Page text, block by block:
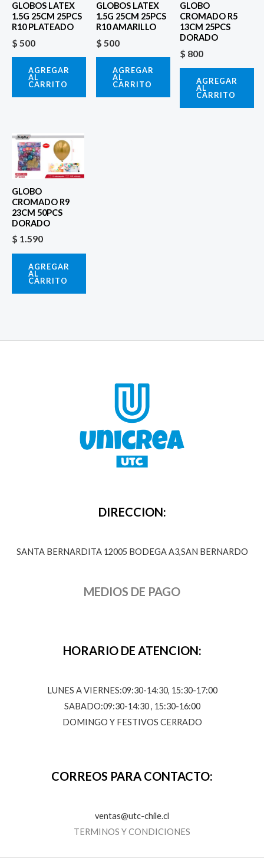
GLOBOS LATEX
1.5G 25CM 25PCS
R10 PLATEADO
$ 500
AGREGAR
AL
CARRITO
GLOBOS LATEX
1.5G 25CM 25PCS
R10 AMARILLO
$ 500
AGREGAR
AL
CARRITO
GLOBO
CROMADO R5
13CM 25PCS
DORADO
$ 800
AGREGAR
AL
CARRITO
GLOBO
CROMADO R9
23CM 50PCS
DORADO
$ 1.590
AGREGAR
AL
CARRITO
DIRECCION:
SANTA BERNARDITA 12005 BODEGA A3,SAN BERNARDO
MEDIOS DE PAGO
HORARIO DE ATENCION:
LUNES A VIERNES:09:30-14:30, 15:30-17:00
SABADO:09:30-14:30 , 15:30-16:00
DOMINGO Y FESTIVOS CERRADO
CORREOS PARA CONTACTO:
ventas@utc-chile.cl
TERMINOS Y CONDICIONES